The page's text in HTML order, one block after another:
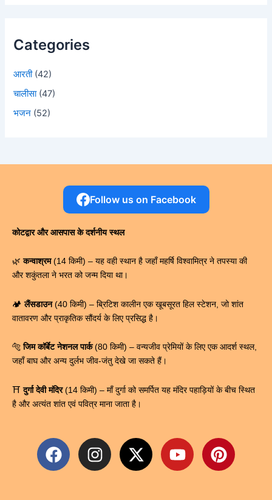
Categories
आरती(42)
चालीसा(47)
भजन (52)
Follow us on Facebook
कोटद्वार और आसपास के दर्शनीय स्थल
🌿कन्वाश्रम(14 किमी) – यह वही स्थान है जहाँ महर्षि विश्वामित्र ने तपस्या की
और शकुंतला ने भरत को जन्म दिया था।
🏕️लैंसडाउन(40 किमी) – ब्रिटिश कालीन एक खूबसूरत हिल स्टेशन, जो शांत
वातावरण और प्राकृतिक सौंदर्य के लिए प्रसिद्ध है।
🐅जिम कॉर्बेट नेशनल पार्क(80 किमी) – वन्यजीव प्रेमियों के लिए एक आदर्श स्थल,
जहाँ बाघ और अन्य दुर्लभ जीव-जंतु देखे जा सकते हैं।
⛩दुर्गा देवी मंदिर(14 किमी) – माँ दुर्गा को समर्पित यह मंदिर पहाड़ियों के बीच स्थित
है और अत्यंत शांत एवं पवित्र माना जाता है।
F
a
I
n
X
-
Y
o
P
i